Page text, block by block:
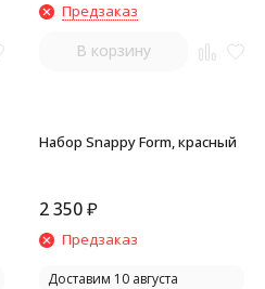
Предзаказ
В корзину
Набор Snappy Form, красный
2 350₽
Предзаказ
Доставим 10 августа